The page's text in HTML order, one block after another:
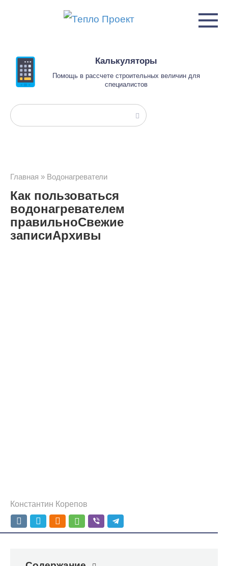
Калькуляторы
Помощь в рассчете строительных величин для
специалистов
Поиск:
Главная » Водонагреватели
Как пользоваться
водонагревателем
правильноСвежие
записиАрхивы
Константин Корепов